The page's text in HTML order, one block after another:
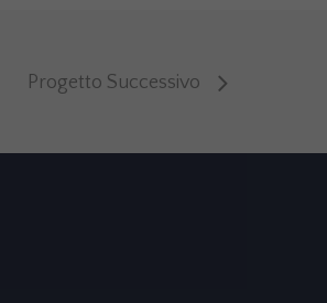
Progetto Successivo